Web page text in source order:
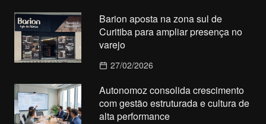
Barion aposta na zona sul de
Curitiba para ampliar presença no
varejo
27/02/2026
Autonomoz consolida crescimento
com gestão estruturada e cultura de
alta performance